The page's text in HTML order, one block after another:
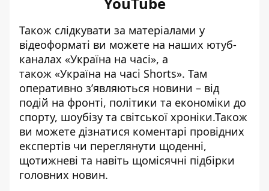
Також слідкувати за матеріалами у
відеоформаті ви можете на наших ютуб-
каналах «Україна на часі», а
також «Україна на часі Shorts». Там
оперативно зʼявляються новини – від
подій на фронті, політики та економіки до
спорту, шоубізу та світської хроніки.Також
ви можете дізнатися коментарі провідних
експертів чи переглянути щоденні,
щотижневі та навіть щомісячні підбірки
головних новин.